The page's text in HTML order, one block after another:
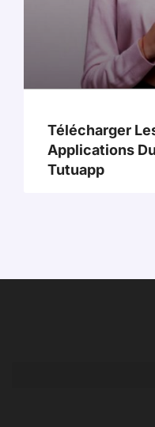
Télécharger
Applications
Tutuapp